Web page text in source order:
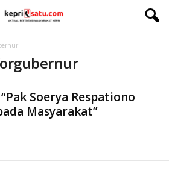
Soerya Respationo
Masyarakat”